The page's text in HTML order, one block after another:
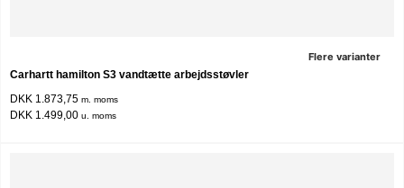
Flere varianter
Carhartt hamilton S3 vandtætte arbejdsstøvler
DKK 1.873,75 m. moms
DKK 1.499,00 u. moms